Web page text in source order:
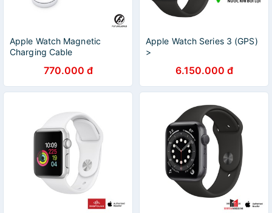
Apple Watch Magnetic
Charging Cable
770.000 đ
Apple Watch Series 3 (GPS)
>
6.150.000 đ